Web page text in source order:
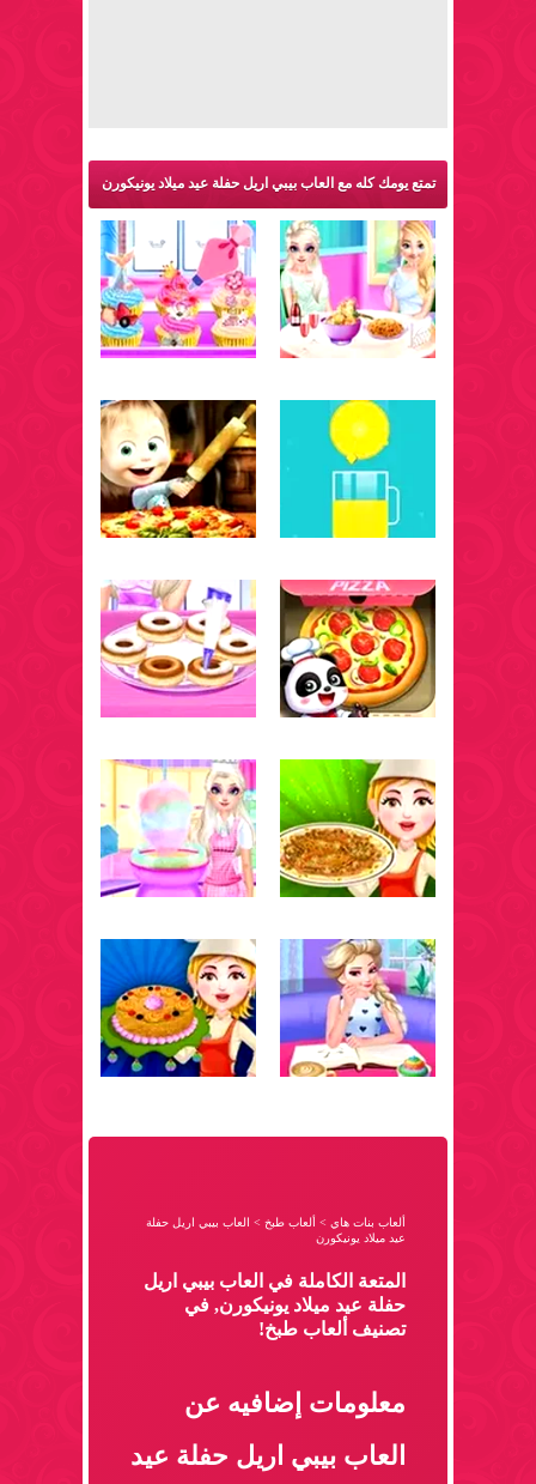
تمتع يومك كله مع العاب بيبي اريل حفلة عيد ميلاد يونيكورن
والمزيد من ألعاب طبخ:
ألعاب بنات هاي > ألعاب طبخ > العاب بيبي اريل حفلة
عيد ميلاد يونيكورن
المتعة الكاملة في العاب بيبي اريل
حفلة عيد ميلاد يونيكورن, في
تصنيف ألعاب طبخ!
معلومات إضافيه عن
العاب بيبي اريل حفلة عيد